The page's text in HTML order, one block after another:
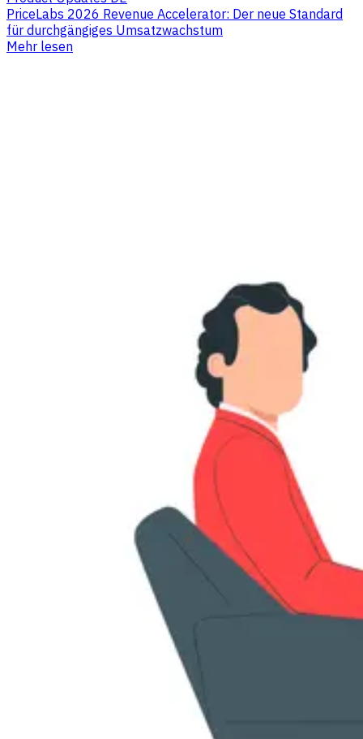
PriceLabs 2026 Revenue Accelerator: Der neue Standard
für durchgängiges Umsatzwachstum
Mehr lesen